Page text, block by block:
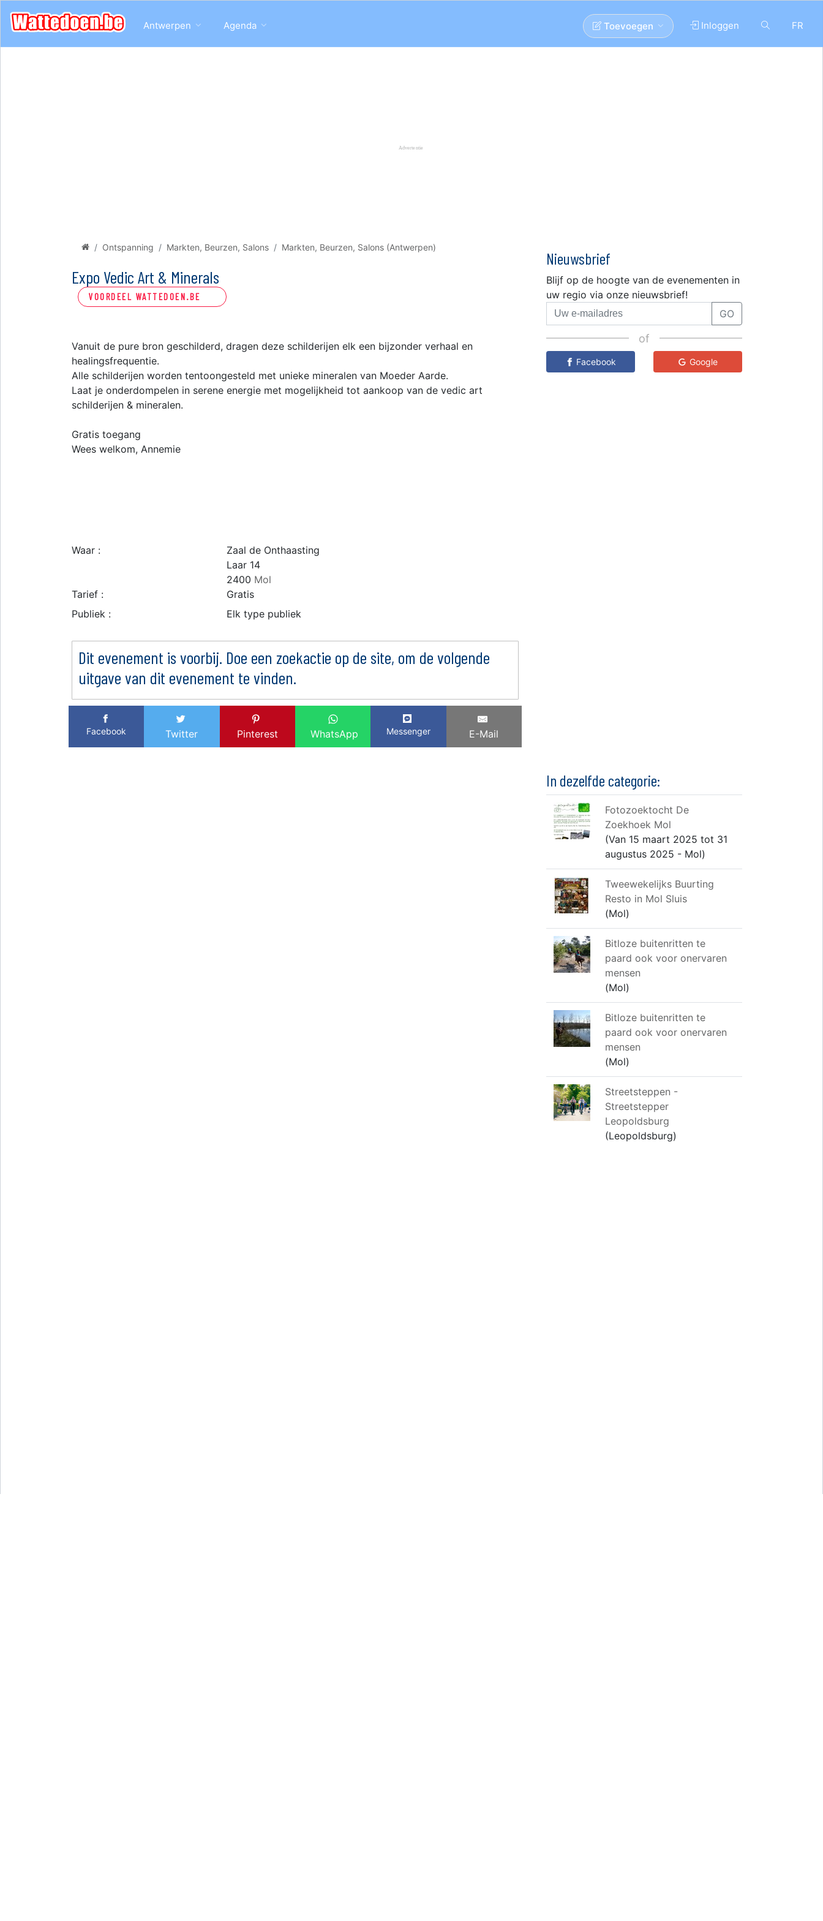
Antwerpen Agenda FR
Inloggen
Toevoegen
Ontspanning Markten, Beurzen, Salons Markten, Beurzen, Salons (Antwerpen)
Expo Vedic Art & Minerals
VOORDEEL WATTEDOEN.BE
Vanuit de pure bron geschilderd, dragen deze schilderijen elk een bijzonder verhaal en
healingsfrequentie.
Alle schilderijen worden tentoongesteld met unieke mineralen van Moeder Aarde.
Laat je onderdompelen in serene energie met mogelijkheid tot aankoop van de vedic art
schilderijen & mineralen.
Gratis toegang
Wees welkom, Annemie
Waar :
Zaal de Onthaasting
Laar 14
2400 Mol
Tarief :
Gratis
Publiek :
Elk type publiek
Dit evenement is voorbij. Doe een zoekactie op de site, om de volgende
uitgave van dit evenement te vinden.
Facebook Twitter Pinterest WhatsApp Messenger E-Mail
Nieuwsbrief
Blijf op de hoogte van de evenementen in
uw regio via onze nieuwsbrief!
GO
of
Facebook Google
In dezelfde categorie:
Fotozoektocht De
Zoekhoek Mol
(Van 15 maart 2025 tot 31
augustus 2025 - Mol)
Tweewekelijks Buurting
Resto in Mol Sluis
(Mol)
Bitloze buitenritten te
paard ook voor onervaren
mensen
(Mol)
Bitloze buitenritten te
paard ook voor onervaren
mensen
(Mol)
Streetsteppen -
Streetstepper
Leopoldsburg
(Leopoldsburg)